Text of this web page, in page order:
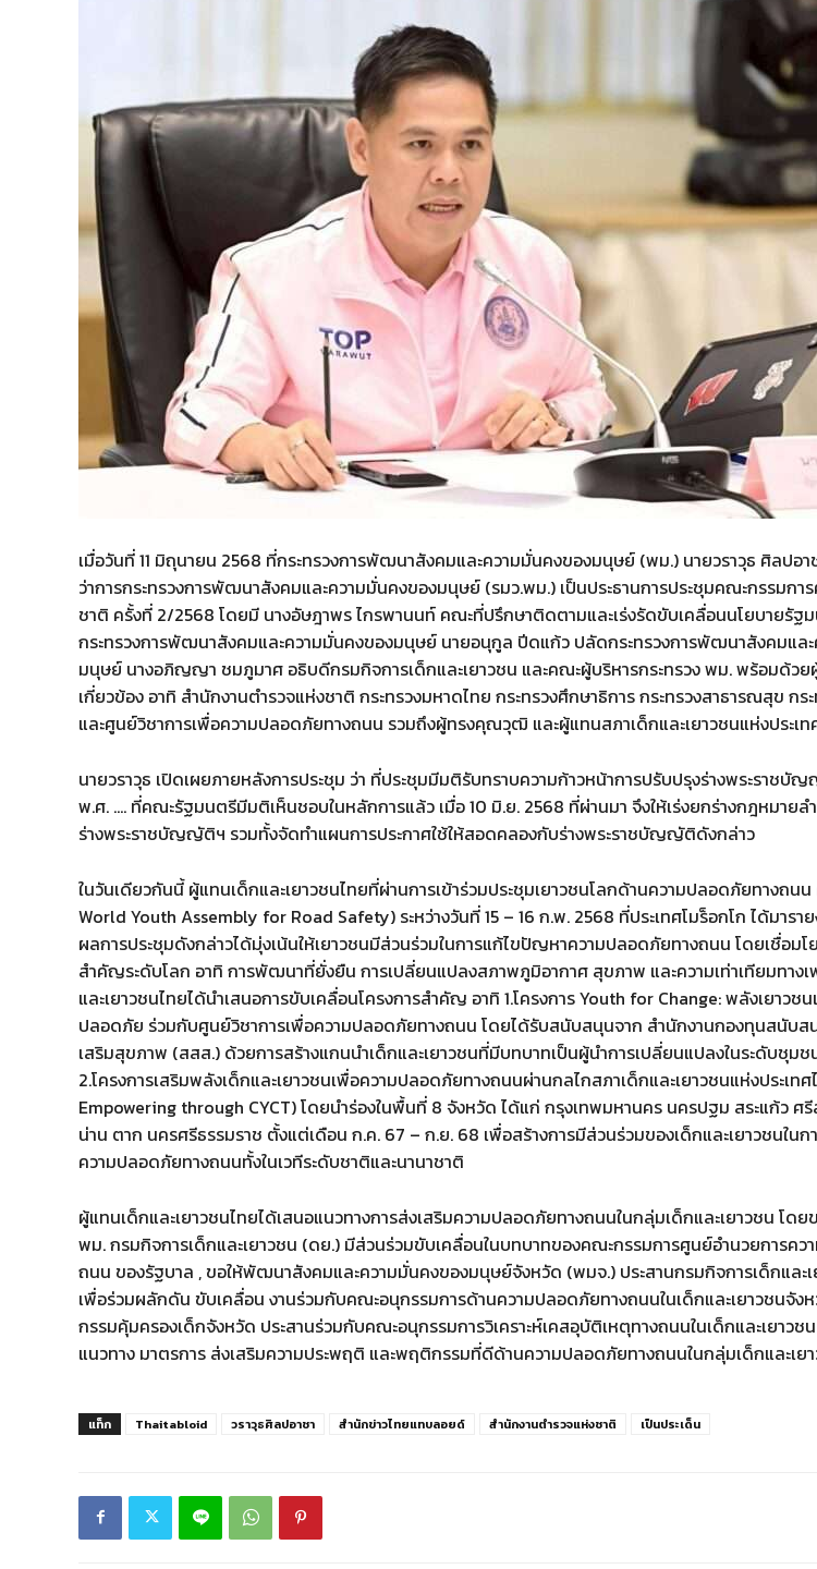
เมื่อวันที่ 11 มิถุนายน 2568 ที่กระทรวงการพัฒนาสังคมและความมั่นคงของมนุษย์ (พม.) นายวราวุธ ศิลปอ
ว่าการกระทรวงการพัฒนาสังคมและความมั่นคงของมนุษย์ (รมว.พม.) เป็นประธานการประชุมคณะกรรมกา
ชาติ ครั้งที่ 2/2568 โดยมี นางอัษฎาพร ไกรพานนท์ คณะที่ปรึกษาติดตามและเร่งรัดขับเคลื่อนนโยบายรัฐ
กระทรวงการพัฒนาสังคมและความมั่นคงของมนุษย์ นายอนุกูล ปีดแก้ว ปลัดกระทรวงการพัฒนาสังคมแล
มนุษย์ นางอภิญญา ชมภูมาศ อธิบดีกรมกิจการเด็กและเยาวชน และคณะผู้บริหารกระทรวง พม. พร้อมด้ว
เกี่ยวข้อง อาทิ สำนักงานตำรวจแห่งชาติ กระทรวงมหาดไทย กระทรวงศึกษาธิการ กระทรวงสาธารณสุข กร
และศูนย์วิชาการเพื่อความปลอดภัยทางถนน รวมถึงผู้ทรงคุณวุฒิ และผู้แทนสภาเด็กและเยาวชนแห่งประเท
นายวราวุธ เปิดเผยภายหลังการประชุม ว่า ที่ประชุมมีมติรับทราบความก้าวหน้าการปรับปรุงร่างพระราชบั
พ.ศ. …. ที่คณะรัฐมนตรีมีมติเห็นชอบในหลักการแล้ว เมื่อ 10 มิ.ย. 2568 ที่ผ่านมา จึงให้เร่งยกร่างกฎหมายล
ร่างพระราชบัญญัติฯ รวมทั้งจัดทำแผนการประกาศใช้ให้สอดคลองกับร่างพระราชบัญญัติดังกล่าว
ในวันเดียวกันนี้ ผู้แทนเด็กและเยาวชนไทยที่ผ่านการเข้าร่วมประชุมเยาวชนโลกด้านความปลอดภัยทางถน
World Youth Assembly for Road Safety) ระหว่างวันที่ 15 – 16 ก.พ. 2568 ที่ประเทศโมร็อกโก ได้มารา
ผลการประชุมดังกล่าวได้มุ่งเน้นให้เยาวชนมีส่วนร่วมในการแก้ไขปัญหาความปลอดภัยทางถนน โดยเชื่อมโ
สำคัญระดับโลก อาทิ การพัฒนาที่ยั่งยืน การเปลี่ยนแปลงสภาพภูมิอากาศ สุขภาพ และความเท่าเทียมทาง
และเยาวชนไทยได้นำเสนอการขับเคลื่อนโครงการสำคัญ อาทิ 1.โครงการ Youth for Change: พลังเยาวช
ปลอดภัย ร่วมกับศูนย์วิชาการเพื่อความปลอดภัยทางถนน โดยได้รับสนับสนุนจาก สำนักงานกองทุนสนับส
เสริมสุขภาพ (สสส.) ด้วยการสร้างแกนนำเด็กและเยาวชนที่มีบทบาทเป็นผู้นำการเปลี่ยนแปลงในระดับชุม
2.โครงการเสริมพลังเด็กและเยาวชนเพื่อความปลอดภัยทางถนนผ่านกลไกสภาเด็กและเยาวชนแห่งประเทศ
Empowering through CYCT) โดยนำร่องในพื้นที่ 8 จังหวัด ได้แก่ กรุงเทพมหานคร นครปฐม สระแก้ว ศรี
น่าน ตาก นครศรีธรรมราช ตั้งแต่เดือน ก.ค. 67 – ก.ย. 68 เพื่อสร้างการมีส่วนร่วมของเด็กและเยาวชนในก
ความปลอดภัยทางถนนทั้งในเวทีระดับชาติและนานาชาติ
ผู้แทนเด็กและเยาวชนไทยได้เสนอแนวทางการส่งเสริมความปลอดภัยทางถนนในกลุ่มเด็กและเยาวชน โดย
พม. กรมกิจการเด็กและเยาวชน (ดย.) มีส่วนร่วมขับเคลื่อนในบทบาทของคณะกรรมการศูนย์อำนวยการค
ถนน ของรัฐบาล , ขอให้พัฒนาสังคมและความมั่นคงของมนุษย์จังหวัด (พมจ.) ประสานกรมกิจการเด็กและ
เพื่อร่วมผลักดัน ขับเคลื่อน งานร่วมกับคณะอนุกรรมการด้านความปลอดภัยทางถนนในเด็กและเยาวชนจัง
กรรมคุ้มครองเด็กจังหวัด ประสานร่วมกับคณะอนุกรรมการวิเคราะห์เคสอุบัติเหตุทางถนนในเด็กและเยาวช
แนวทาง มาตรการ ส่งเสริมความประพฤติ และพฤติกรรมที่ดีด้านความปลอดภัยทางถนนในกลุ่มเด็กและเย
แท็ก Thaitabloid วราวุธศิลปอาชา สำนักข่าวไทยแทบลอยด์ สำนักงานตำรวจแห่งชาติ เป็นประเด็น